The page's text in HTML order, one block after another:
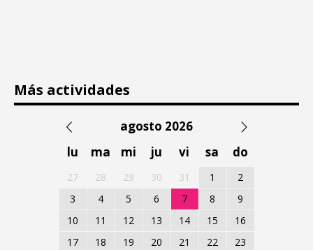
Más actividades
agosto 2026
lu
ma mi ju vi sa do
27 28 29 30 31 1
2
3
4 5 6 7 8
9
10
11 12 13 14 15
16
17
18 19 20 21 22
23